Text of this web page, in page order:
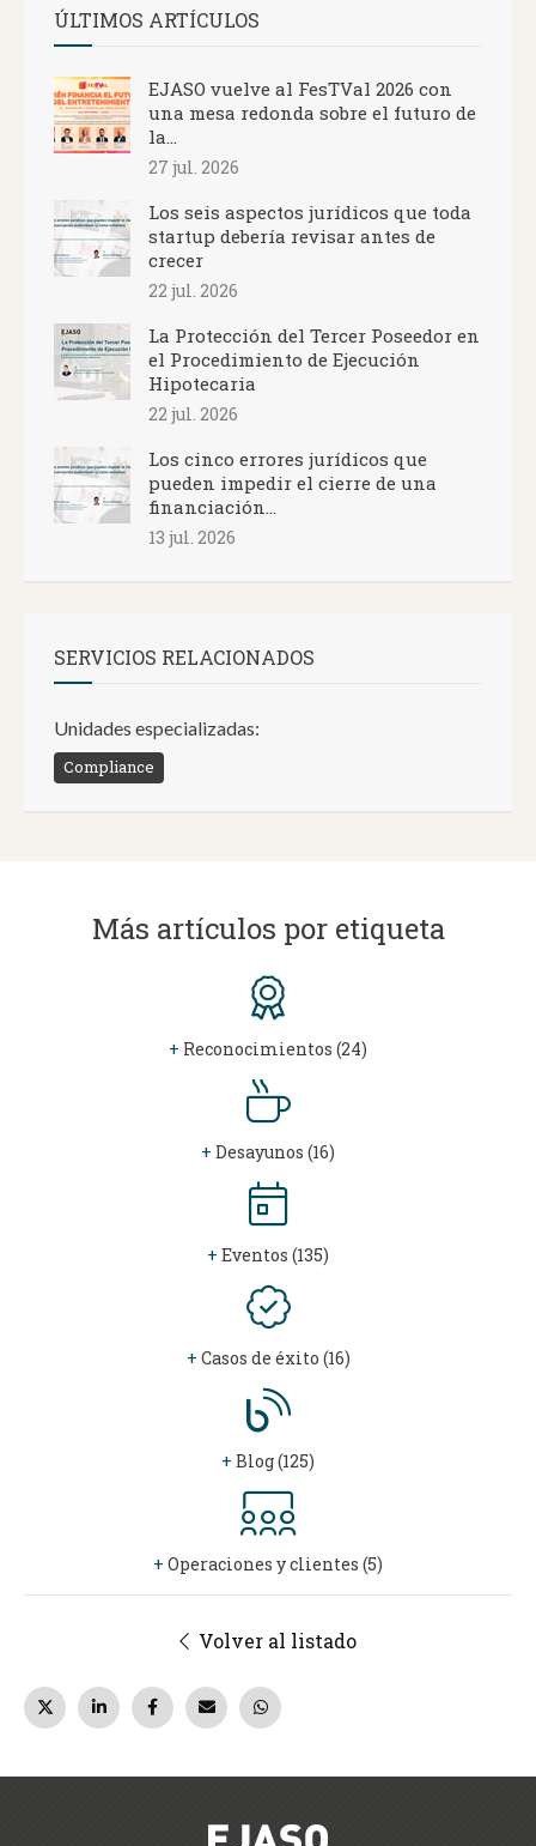
ÚLTIMOS ARTÍCULOS
EJASO vuelve al FesTVal 2026 con
una mesa redonda sobre el futuro de
la...
27 jul. 2026
Los seis aspectos jurídicos que toda
startup debería revisar antes de
crecer
22 jul. 2026
La Protección del Tercer Poseedor en
el Procedimiento de Ejecución
Hipotecaria
22 jul. 2026
Los cinco errores jurídicos que
pueden impedir el cierre de una
financiación...
13 jul. 2026
SERVICIOS RELACIONADOS
Unidades especializadas:
Compliance
Más artículos por etiqueta
+ Reconocimientos (24)
+ Desayunos (16)
+ Eventos (135)
+ Casos de éxito (16)
+ Blog (125)
+ Operaciones y clientes (5)
Volver al listado